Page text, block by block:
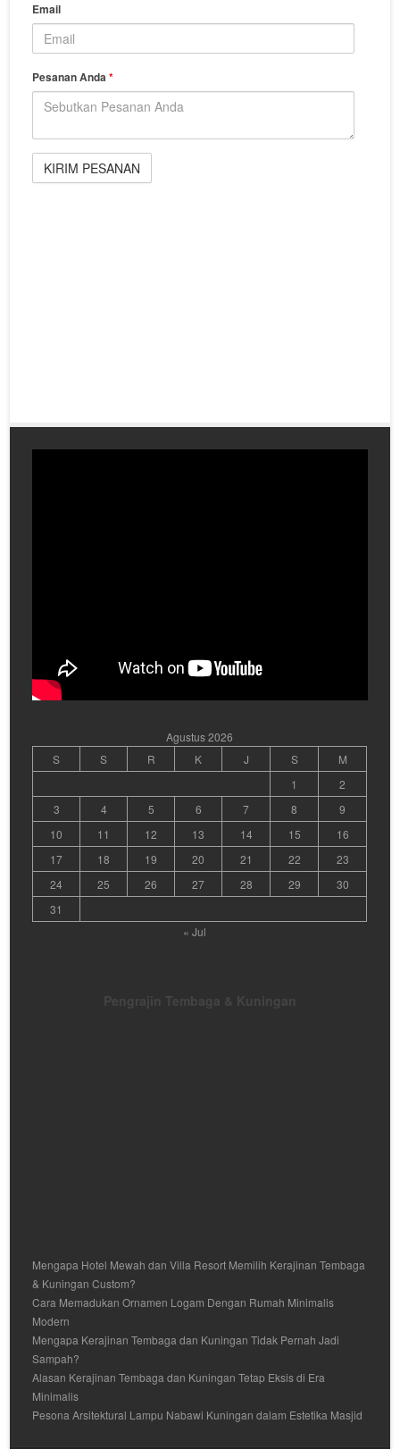
Email
Pesanan Anda*
Agustus 2026
S
S R K J S
M
1
2
3
4 5 6 7 8
9
10
11 12 13 14 15
16
17
18 19 20 21 22
23
24
25 26 27 28 29
30
31
« Jul
Pengrajin Tembaga & Kuningan
Mengapa Hotel Mewah dan Villa Resort Memilih Kerajinan Tembaga
& Kuningan Custom?
Cara Memadukan Ornamen Logam Dengan Rumah Minimalis
Modern
Mengapa Kerajinan Tembaga dan Kuningan Tidak Pernah Jadi
Sampah?
Alasan Kerajinan Tembaga dan Kuningan Tetap Eksis di Era
Minimalis
Pesona Arsitektural Lampu Nabawi Kuningan dalam Estetika Masjid